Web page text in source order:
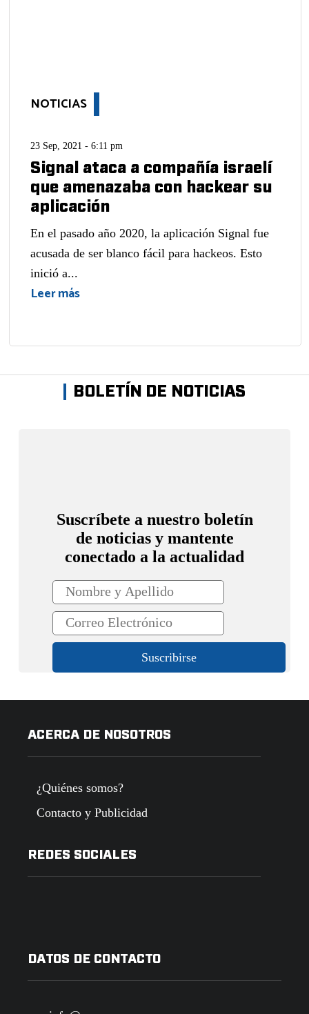
NOTICIAS
23 Sep, 2021 - 6:11 pm
Signal ataca a compañía israelí
que amenazaba con hackear su
aplicación
En el pasado año 2020, la aplicación Signal fue
acusada de ser blanco fácil para hackeos. Esto
inició a...
Leer más
BOLETÍN DE NOTICIAS
Suscríbete a nuestro boletín
de noticias y mantente
conectado a la actualidad
ACERCA DE NOSOTROS
¿Quiénes somos?
Contacto y Publicidad
REDES SOCIALES
DATOS DE CONTACTO